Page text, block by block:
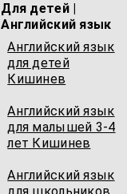
Для детей |
Английский язык
Английский язык
для детей
Кишинев
Английский язык
для малышей 3-4
лет Кишинев
Английский язык